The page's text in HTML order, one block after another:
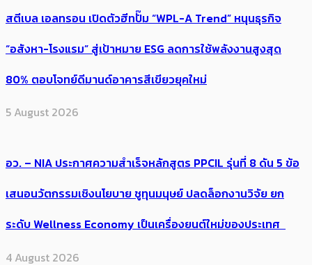
สตีเบล เอลทรอน เปิดตัวฮีทปั๊ม “WPL-A Trend” หนุนธุรกิจ
“อสังหา-โรงแรม” สู่เป้าหมาย ESG ลดการใช้พลังงานสูงสุด
80% ตอบโจทย์ดีมานด์อาคารสีเขียวยุคใหม่
5 August 2026
อว. – NIA ประกาศความสำเร็จหลักสูตร PPCIL รุ่นที่ 8 ดัน 5 ข้อ
เสนอนวัตกรรมเชิงนโยบาย ชูทุนมนุษย์ ปลดล็อกงานวิจัย ยก
ระดับ Wellness Economy เป็นเครื่องยนต์ใหม่ของประเทศ
4 August 2026